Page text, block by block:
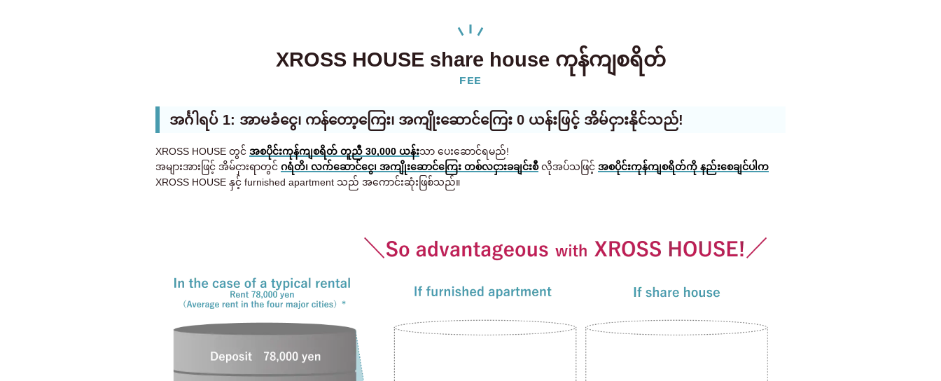
XROSS HOUSE share house ကုန်ကျစရိတ်
FEE
အင်္ဂါရပ် 1: အာမခံငွေ၊ ကန်တော့ကြေး၊ အကျိုးဆောင်ကြေး 0 ယန်းဖြင့် အိမ်ငှားနိုင်သည်!
XROSS HOUSE တွင် အစပိုင်းကုန်ကျစရိတ် တူညီ 30,000 ယန်းသာ ပေးဆောင်ရမည်!
အများအားဖြင့် အိမ်ငှားရာတွင် ဂရံတိ၊ လက်ဆောင်ငွေ၊ အကျိုးဆောင်ကြေး တစ်လငှားခချင်းစီလိုအပ်သဖြင့် အစပိုင်းကုန်ကျစရိတ်ကို နည်းစေချင်ပါက
XROSS HOUSE နှင့် furnished apartment သည် အကောင်းဆုံးဖြစ်သည်။